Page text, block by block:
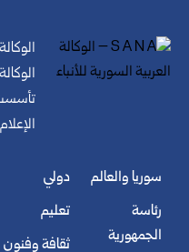
سوريا والعالم
رئاسة
الجمهورية
دولي
تعليم
ثقافة وفنون